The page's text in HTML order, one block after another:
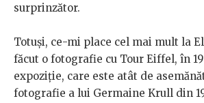
surprinzător.
Totuşi, ce-mi place cel mai mult la
făcut o fotografie cu Tour Eiffel, în
expoziţie, care este atât de
fotografie a lui Germaine Krull din